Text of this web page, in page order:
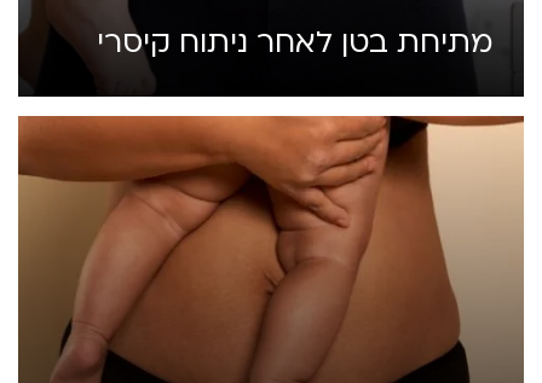
מתיחת בטן לאחר ניתוח קיסרי